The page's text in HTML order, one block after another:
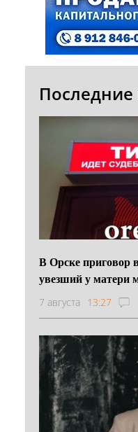
Последние
В Орске приговор
увезший у матери
7 августа 13:27